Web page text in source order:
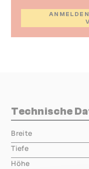
Technische
Breite
Tiefe
Höhe